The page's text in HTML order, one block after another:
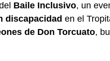
Baile Inclusivo, un
discapacidad en el
de Don Torcuato,